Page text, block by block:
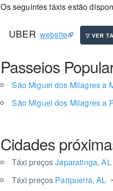
Os seguintes táxis estão
UBER website
Passeios
São Miguel dos Milagres a
São Miguel dos Milagres a
Cidades
Táxi preçosJaparatinga, AL
Táxi preços Paripueira, AL